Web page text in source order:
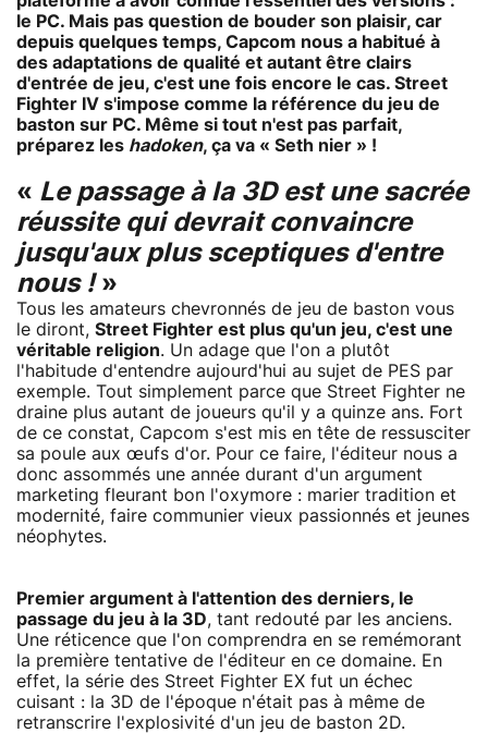
le PC. Mais pas question de bouder son plaisir, car
depuis quelques temps, Capcom nous a habitué à
des adaptations de qualité et autant être clairs
d'entrée de jeu, c'est une fois encore le cas. Street
Fighter IV s'impose comme la référence du jeu de
baston sur PC. Même si tout n'est pas parfait,
préparez les hadoken, ça va « Seth nier » !
« Le passage à la 3D est une sacrée
réussite qui devrait convaincre
jusqu'aux plus sceptiques d'entre
nous !»
Tous les amateurs chevronnés de jeu de baston vous
le diront, Street Fighter est plus qu'un jeu, c'est une
véritable religion. Un adage que l'on a plutôt
l'habitude d'entendre aujourd'hui au sujet de PES par
exemple. Tout simplement parce que Street Fighter ne
draine plus autant de joueurs qu'il y a quinze ans. Fort
de ce constat, Capcom s'est mis en tête de ressusciter
sa poule aux œufs d'or. Pour ce faire, l'éditeur nous a
donc assommés une année durant d'un argument
marketing fleurant bon l'oxymore : marier tradition et
modernité, faire communier vieux passionnés et jeunes
néophytes.
Premier argument à l'attention des derniers, le
passage du jeu à la 3D, tant redouté par les anciens.
Une réticence que l'on comprendra en se remémorant
la première tentative de l'éditeur en ce domaine. En
effet, la série des Street Fighter EX fut un échec
cuisant : la 3D de l'époque n'était pas à même de
retranscrire l'explosivité d'un jeu de baston 2D.